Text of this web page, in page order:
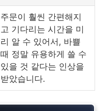
주문이 훨씬 간편해지
고 기다리는 시간을 미
리 알 수 있어서, 바쁠
때 정말 유용하게 쓸 수
있을 것 같다는 인상을
받았습니다.